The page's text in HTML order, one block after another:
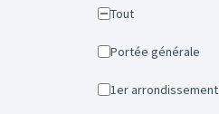
Tout
Portée générale
1er arrondissement